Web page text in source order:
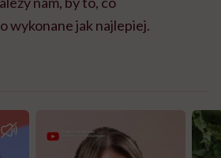
wykonane jak najlepiej.